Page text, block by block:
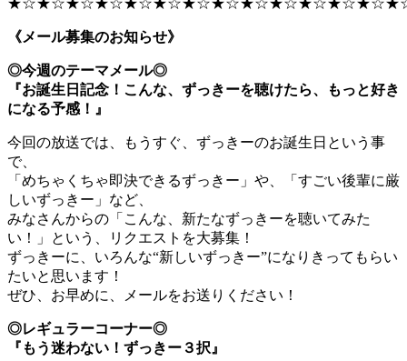
《メール募集のお知らせ》
◎今週のテーマメール◎
『お誕生日記念！こんな、ずっきーを聴けたら、もっと好き
になる予感！』
今回の放送では、もうすぐ、ずっきーのお誕生日という事
で、
「めちゃくちゃ即決できるずっきー」や、「すごい後輩に厳
しいずっきー」など、
みなさんからの「こんな、新たなずっきーを聴いてみた
い！」という、リクエストを大募集！
ずっきーに、いろんな“新しいずっきー”になりきってもらい
たいと思います！
ぜひ、お早めに、メールをお送りください！
◎レギュラーコーナー◎
『もう迷わない！ずっきー３択』